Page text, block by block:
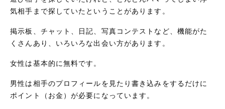
気相手まで探していたということがあります。
掲示板、チャット、日記、写真コンテストなど、機能がた
くさんあり、いろいろな出会い方があります。
女性は基本的に無料です。
男性は相手のプロフィールを見たり書き込みをするだけに
ポイント（お金）が必要になっています。